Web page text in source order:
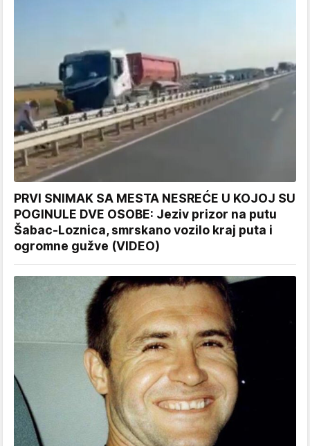
PRVI SNIMAK SA MESTA NESREĆE U KOJOJ SU
POGINULE DVE OSOBE: Jeziv prizor na putu
Šabac-Loznica, smrskano vozilo kraj puta i
ogromne gužve (VIDEO)